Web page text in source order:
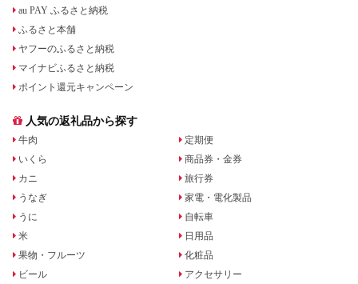
au PAY ふるさと納税
ふるさと本舗
ヤフーのふるさと納税
マイナビふるさと納税
ポイント還元キャンペーン
人気の返礼品から探す
牛肉
いくら
カニ
うなぎ
うに
米
果物・フルーツ
ビール
定期便
商品券・金券
旅行券
家電・電化製品
自転車
日用品
化粧品
アクセサリー